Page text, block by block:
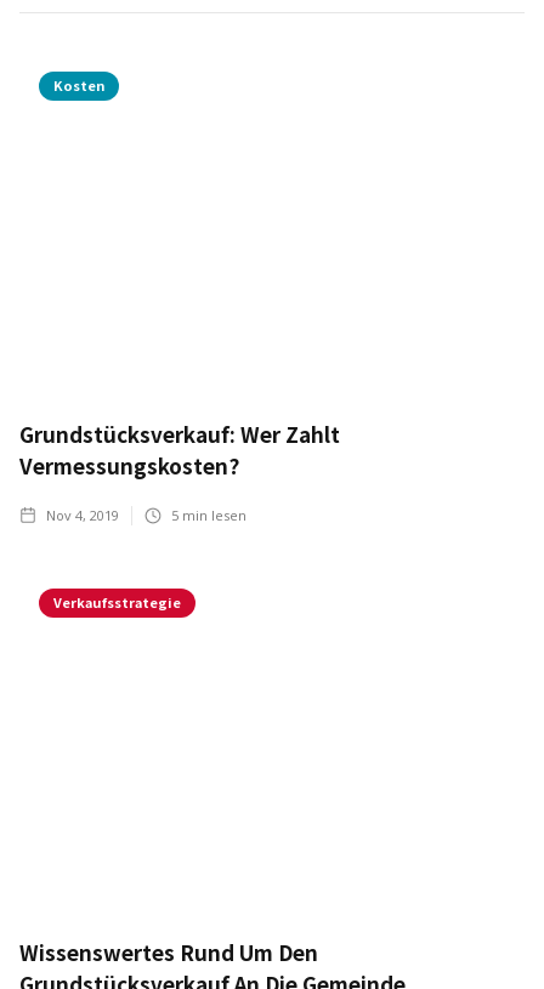
Kosten
Grundstücksverkauf: Wer Zahlt
Vermessungskosten?
Nov 4, 2019 5 min lesen
Verkaufsstrategie
Wissenswertes Rund Um Den